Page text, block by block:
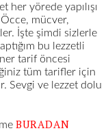
her yörede yapılışı
mücver,
İşte şimdi sizlerle
bu lezzetli
tarif öncesi
tüm tarifler için
Sevgi ve lezzet dolu
BURADAN